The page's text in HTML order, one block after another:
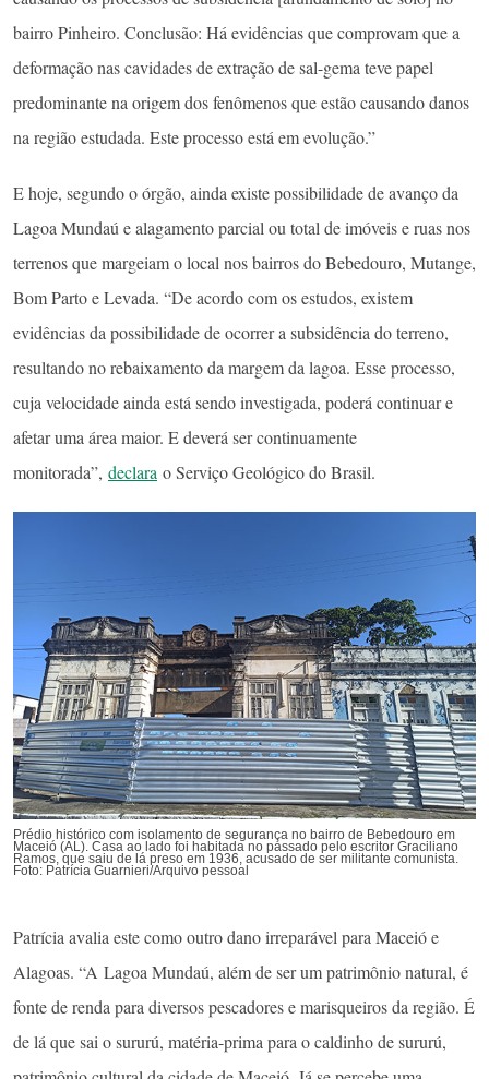
bairro Pinheiro. Conclusão: Há evidências que comprovam que a
deformação nas cavidades de extração de sal-gema teve papel
predominante na origem dos fenômenos que estão causando danos
na região estudada. Este processo está em evolução.”
E hoje, segundo o órgão, ainda existe possibilidade de avanço da
Lagoa Mundaú e alagamento parcial ou total de imóveis e ruas nos
terrenos que margeiam o local nos bairros do Bebedouro, Mutange,
Bom Parto e Levada. “De acordo com os estudos, existem
evidências da possibilidade de ocorrer a subsidência do terreno,
resultando no rebaixamento da margem da lagoa. Esse processo,
cuja velocidade ainda está sendo investigada, poderá continuar e
afetar uma área maior. E deverá ser continuamente
monitorada”, declara o Serviço Geológico do Brasil.
Prédio histórico com isolamento de segurança no bairro de Bebedouro em
Maceió (AL). Casa ao lado foi habitada no passado pelo escritor Graciliano
Ramos, que saiu de lá preso em 1936, acusado de ser militante comunista.
Foto: Patrícia Guarnieri/Arquivo pessoal
Patrícia avalia este como outro dano irreparável para Maceió e
Alagoas. “A Lagoa Mundaú, além de ser um patrimônio natural, é
fonte de renda para diversos pescadores e marisqueiros da região. É
de lá que sai o sururú, matéria-prima para o caldinho de sururú,